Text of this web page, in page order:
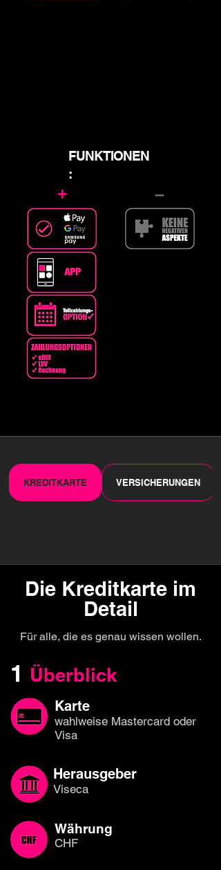
FUNKTIONEN
:
+ –
KREDITKARTE VERSICHERUNGEN
Die Kreditkarte im
Detail
Für alle, die es genau wissen wollen.
1 Überblick
Karte
wahlweise Mastercard oder
Visa
Herausgeber
Viseca
Währung
CHF